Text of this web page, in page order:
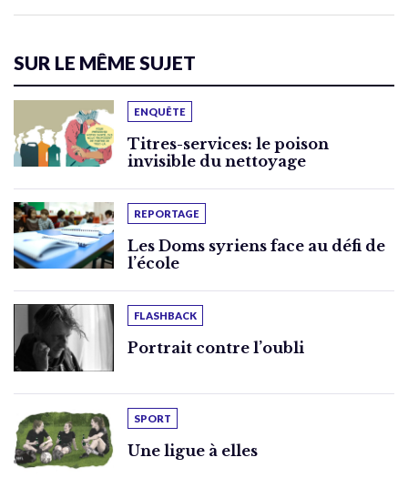
SUR LE MÊME SUJET
ENQUÊTE
Titres-services: le poison
invisible du nettoyage
REPORTAGE
Les Doms syriens face au défi de
l’école
FLASHBACK
Portrait contre l’oubli
SPORT
Une ligue à elles